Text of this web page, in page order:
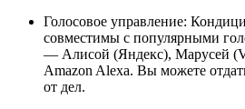
Голосовое управление:
совместимы с популярными
— Алисой (Яндекс), Марусей
Amazon Alexa. Вы можете
от дел.